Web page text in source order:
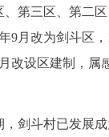
第三区、第二
月改为剑斗区，
改设区建制，属
剑斗村已发展